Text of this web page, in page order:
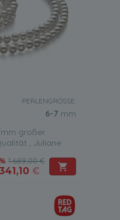
PERLENGRÖSSE:
6-7 mm
großer
, Juliane
1.689,00 €
€